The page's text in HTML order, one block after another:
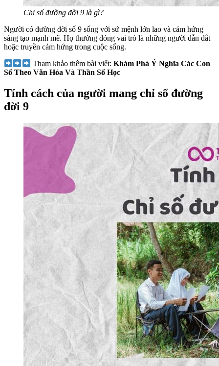
Chỉ số đường đời 9 là gì?
Người có đường đời số 9 sống với sứ mệnh lớn lao và cảm hứng
sáng tạo mạnh mẽ. Họ thường đóng vai trò là những người dẫn dắt
hoặc truyền cảm hứng trong cuộc sống.
Tham khảo thêm bài viết: Khám Phá Ý Nghĩa Các Con
Số Theo Văn Hóa Và Thần Số Học
Tính cách của người mang chỉ số đường
đời 9